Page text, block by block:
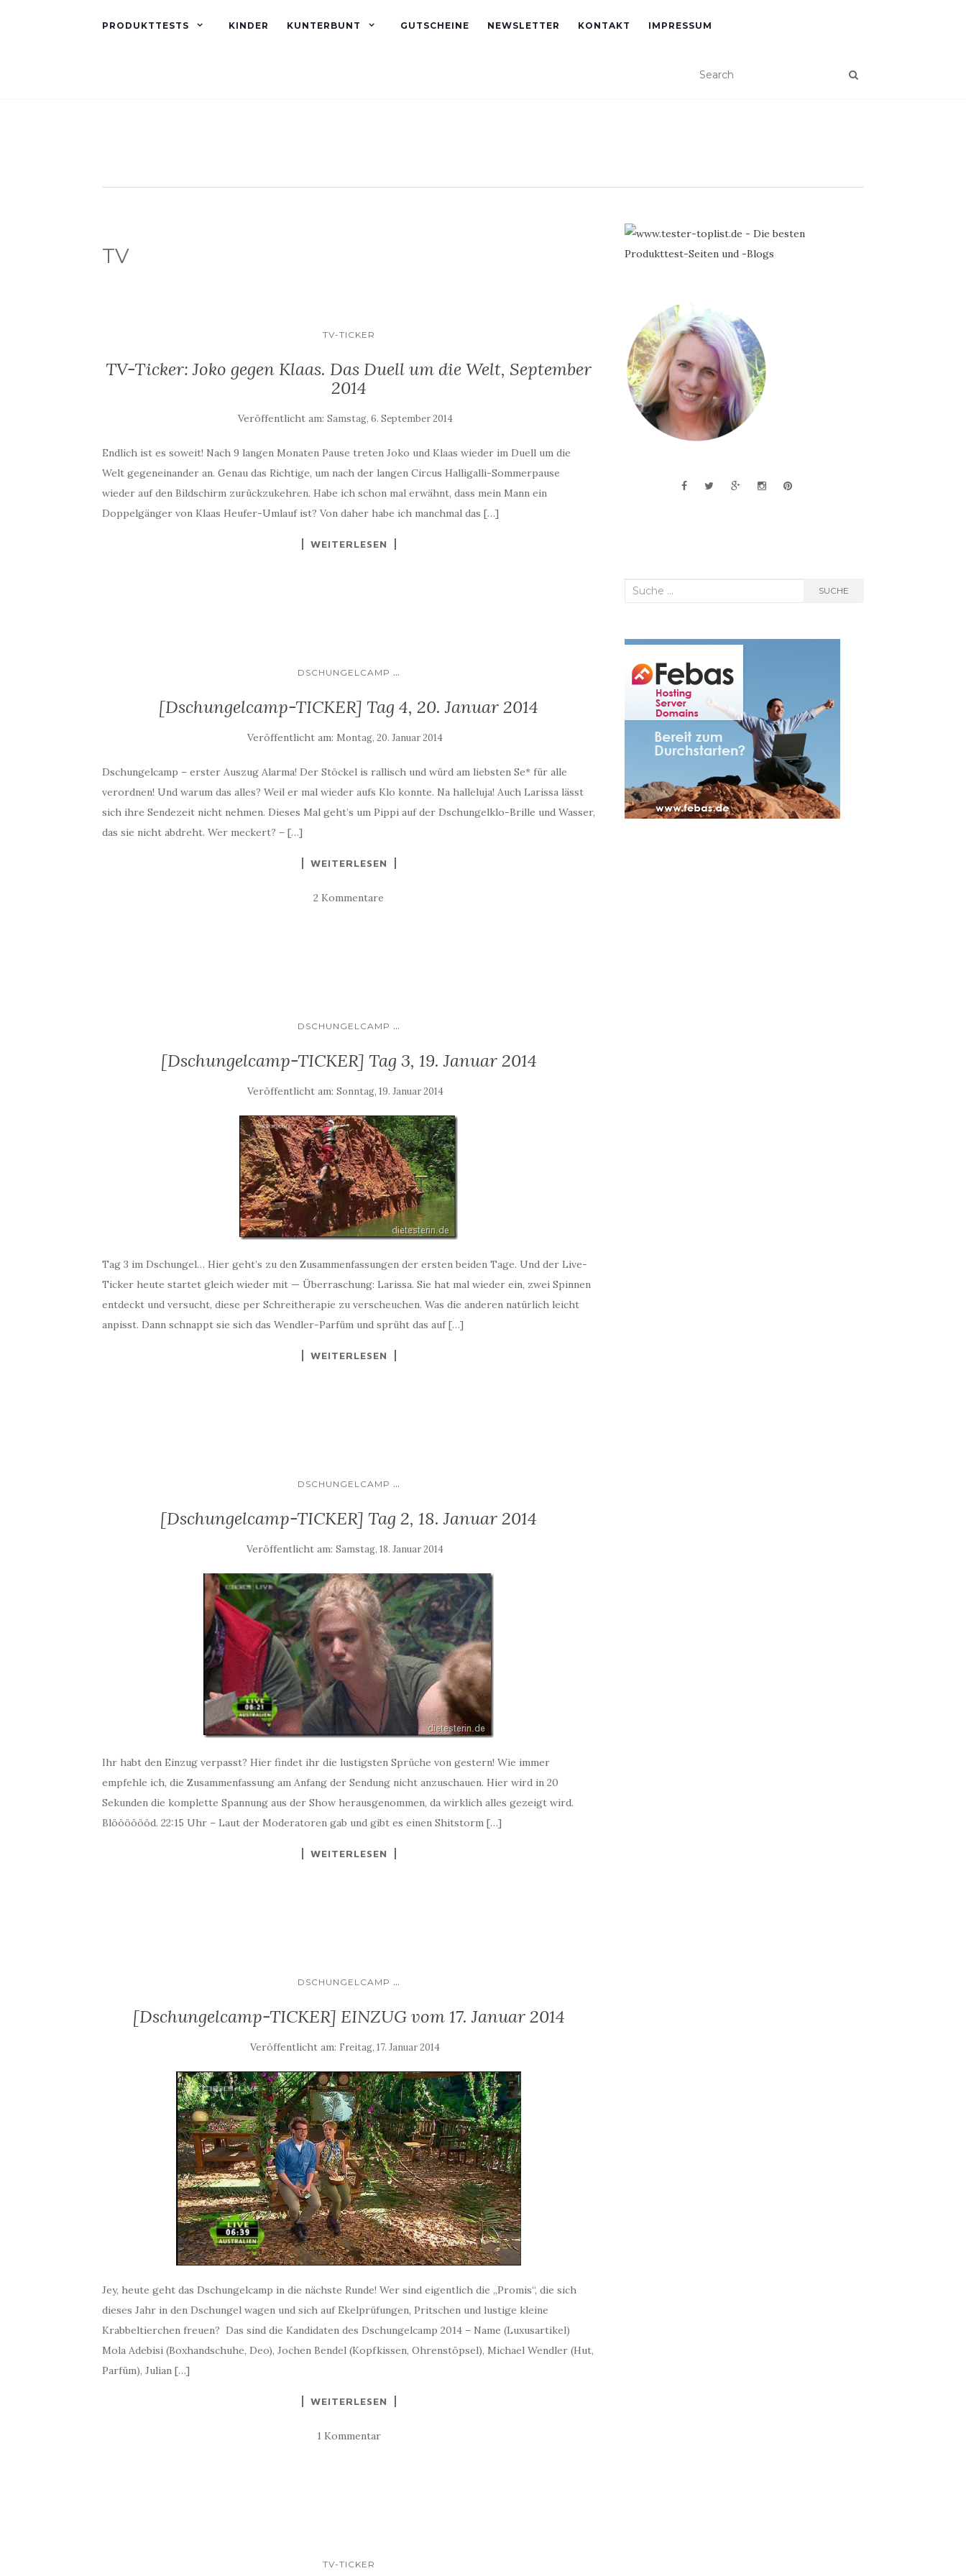
PRODUKTTESTS KINDER KUNTERBUNT GUTSCHEINE NEWSLETTER KONTAKT IMPRESSUM
TV
TV-TICKER
TV-Ticker: Joko gegen Klaas. Das Duell um die Welt, September
2014
Veröffentlicht am: Samstag, 6. September 2014
Endlich ist es soweit! Nach 9 langen Monaten Pause treten Joko und Klaas wieder im Duell um die
Welt gegeneinander an. Genau das Richtige, um nach der langen Circus Halligalli-Sommerpause
wieder auf den Bildschirm zurückzukehren. Habe ich schon mal erwähnt, dass mein Mann ein
Doppelgänger von Klaas Heufer-Umlauf ist? Von daher habe ich manchmal das […]
WEITERLESEN
DSCHUNGELCAMP ...
[Dschungelcamp-TICKER] Tag 4, 20. Januar 2014
Veröffentlicht am: Montag, 20. Januar 2014
Dschungelcamp – erster Auszug Alarma! Der Stöckel is rallisch und würd am liebsten Se* für alle
verordnen! Und warum das alles? Weil er mal wieder aufs Klo konnte. Na halleluja! Auch Larissa lässt
sich ihre Sendezeit nicht nehmen. Dieses Mal geht’s um Pippi auf der Dschungelklo-Brille und Wasser,
das sie nicht abdreht. Wer meckert? – […]
WEITERLESEN
2 Kommentare
DSCHUNGELCAMP ...
[Dschungelcamp-TICKER] Tag 3, 19. Januar 2014
Veröffentlicht am: Sonntag, 19. Januar 2014
Tag 3 im Dschungel… Hier geht’s zu den Zusammenfassungen der ersten beiden Tage. Und der Live-
Ticker heute startet gleich wieder mit — Überraschung: Larissa. Sie hat mal wieder ein, zwei Spinnen
entdeckt und versucht, diese per Schreitherapie zu verscheuchen. Was die anderen natürlich leicht
anpisst. Dann schnappt sie sich das Wendler-Parfüm und sprüht das auf […]
WEITERLESEN
DSCHUNGELCAMP ...
[Dschungelcamp-TICKER] Tag 2, 18. Januar 2014
Veröffentlicht am:Samstag, 18. Januar 2014
Ihr habt den Einzug verpasst? Hier findet ihr die lustigsten Sprüche von gestern! Wie immer
empfehle ich, die Zusammenfassung am Anfang der Sendung nicht anzuschauen. Hier wird in 20
Sekunden die komplette Spannung aus der Show herausgenommen, da wirklich alles gezeigt wird.
Blööööööd. 22:15 Uhr – Laut der Moderatoren gab und gibt es einen Shitstorm […]
WEITERLESEN
DSCHUNGELCAMP ...
[Dschungelcamp-TICKER] EINZUG vom 17. Januar 2014
Veröffentlicht am: Freitag, 17. Januar 2014
Jey, heute geht das Dschungelcamp in die nächste Runde! Wer sind eigentlich die „Promis“, die sich
dieses Jahr in den Dschungel wagen und sich auf Ekelprüfungen, Pritschen und lustige kleine
Krabbeltierchen freuen? Das sind die Kandidaten des Dschungelcamp 2014 – Name (Luxusartikel)
Mola Adebisi (Boxhandschuhe, Deo), Jochen Bendel (Kopfkissen, Ohrenstöpsel), Michael Wendler (Hut,
Parfüm), Julian […]
WEITERLESEN
1 Kommentar
TV-TICKER
Suche
SUCHE